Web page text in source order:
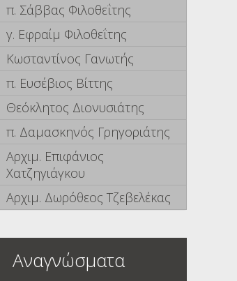
π. Σάββας Φιλοθεΐτης
γ. Εφραίμ Φιλοθεΐτης
Κωσταντίνος Γανωτής
π. Ευσέβιος Βίττης
Θεόκλητος Διονυσιάτης
π. Δαμασκηνός Γρηγοριάτης
Αρχιμ. Επιφάνιος
Χατζηγιάγκου
Αρχιμ. Δωρόθεος Τζεβελέκας
Αναγνώσματα